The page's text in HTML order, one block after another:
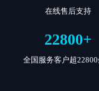
在线售后支持
22800+
全国服务客户超